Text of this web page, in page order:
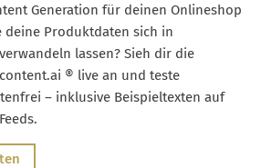
Generation für deinen Onlineshop
deine Produktdaten sich in
lassen? Sieh dir die
® live an und teste
– inklusive Beispieltexten auf